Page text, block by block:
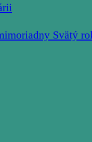
Svätý